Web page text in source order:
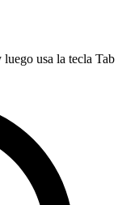
usa la tecla Tab